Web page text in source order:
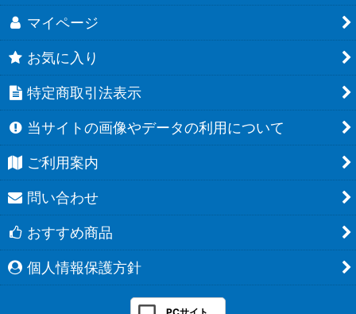
マイページ
お気に入り
特定商取引法表示
当サイトの画像やデータの利用について
ご利用案内
問い合わせ
おすすめ商品
個人情報保護方針